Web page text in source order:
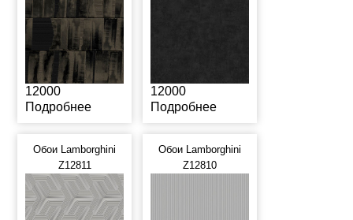
12000
Подробнее
12000
Подробнее
Обои Lamborghini
Z12811
Обои Lamborghini
Z12810